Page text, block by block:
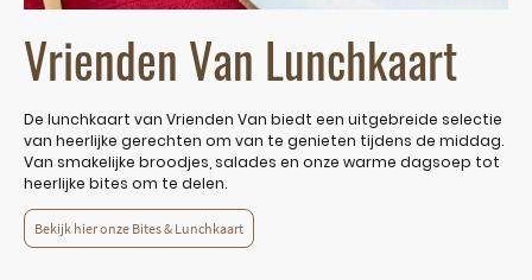
Vrienden Van Lunchkaart
De lunchkaart van Vrienden Van biedt een uitgebreide selectie
van heerlijke gerechten om van te genieten tijdens de middag.
Van smakelijke broodjes, salades en onze warme dagsoep tot
heerlijke bites om te delen.
Bekijk hier onze Bites & Lunchkaart